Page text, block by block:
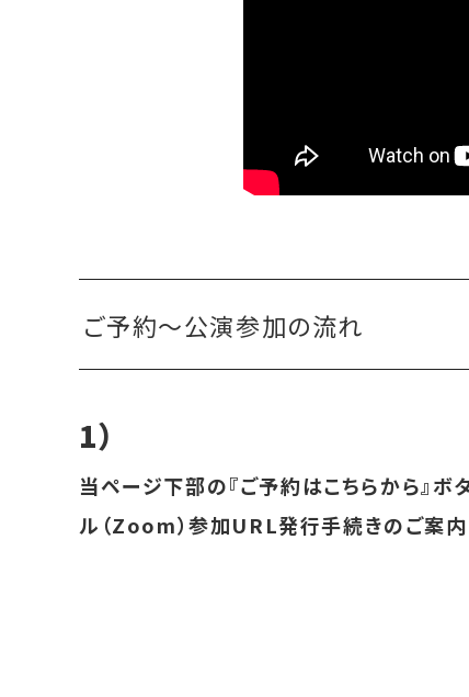
ご予約〜公演参加の流れ
1）
当ページ下部の『ご予約はこちらから』ボ
ル（Zoom）参加URL発行手続きのご案内